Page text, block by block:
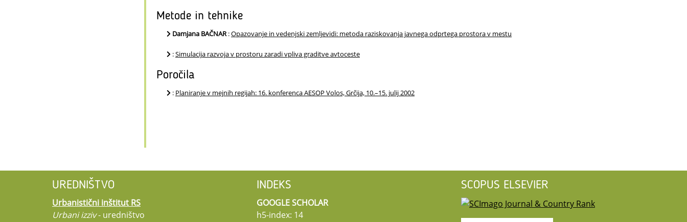
Metode in tehnike
Damjana BAČNAR:Opazovanje in vedenjski zemljevidi: metoda raziskovanja javnega odprtega prostora v mestu
:Simulacija razvoja v prostoru zaradi vpliva graditve avtoceste
Poročila
: Planiranje v mejnih regijah: 16. konferenca AESOP Volos, Grčija, 10.–15. julij 2002
UREDNIŠTVO
Urbanistični inštitut RS
Urbani izziv- uredništvo
INDEKS
GOOGLE SCHOLAR
h5-index: 14
SCOPUS ELSEVIER